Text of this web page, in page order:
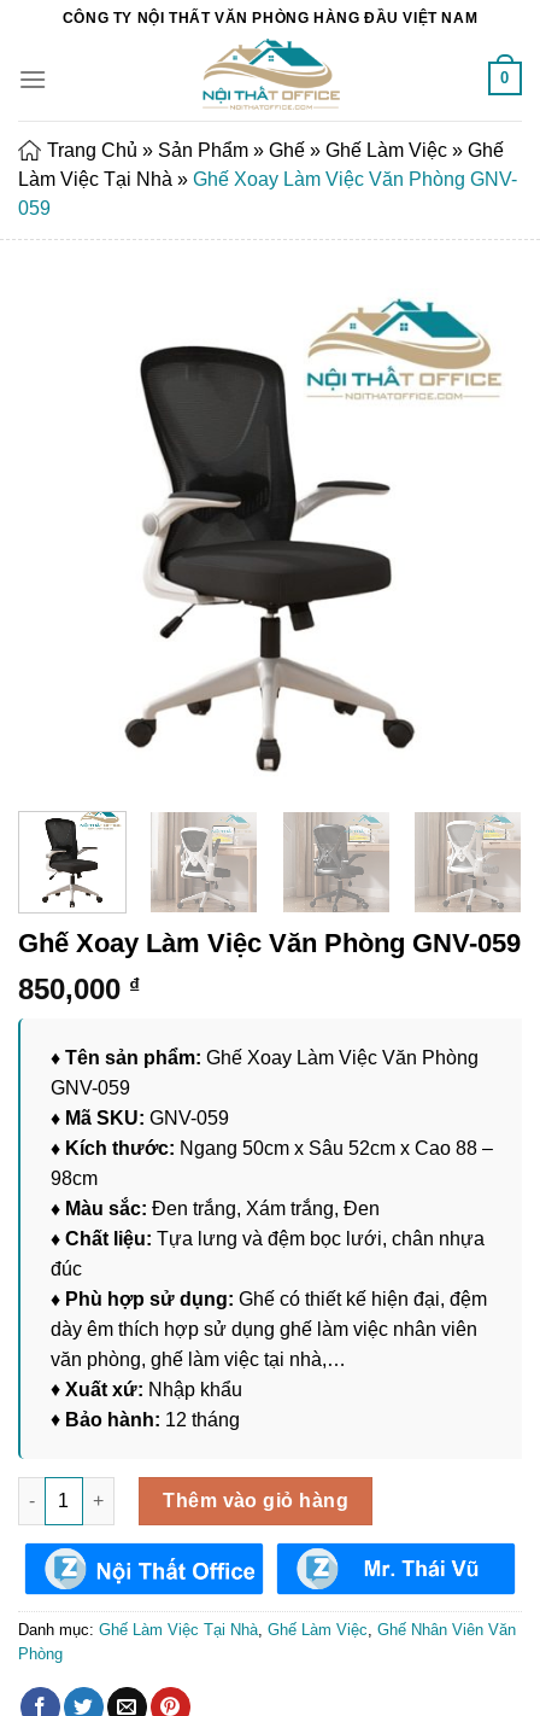
Chuyển
nội
CÔNG TY NỘI THẤT VĂN PHÒNG HÀNG ĐẦU VIỆT NAM
0
Trang Chủ » Sản Phẩm » Ghế » Ghế Làm Việc » Ghế
Làm Việc Tại Nhà » Ghế Xoay Làm Việc Văn Phòng GNV-
059
Ghế Xoay Làm Việc Văn Phòng GNV-059
850,000 ₫
♦ Tên sản phẩm: Ghế Xoay Làm Việc Văn Phòng
GNV-059
♦ Mã SKU: GNV-059
♦ Kích thước: Ngang 50cm x Sâu 52cm x Cao 88 –
98cm
♦ Màu sắc: Đen trắng, Xám trắng, Đen
♦ Chất liệu: Tựa lưng và đệm bọc lưới, chân nhựa
đúc
♦ Phù hợp sử dụng: Ghế có thiết kế hiện đại, đệm
dày êm thích hợp sử dụng ghế làm việc nhân viên
văn phòng, ghế làm việc tại nhà,…
♦ Xuất xứ: Nhập khẩu
♦ Bảo hành: 12 tháng
Ghế Xoay Làm Việc Văn Phòng GNV-059 số lượng
Thêm vào giỏ hàng
Danh mục: Ghế Làm Việc Tại Nhà Ghế Làm Việc Ghế Nhân Viên Văn
Phòng